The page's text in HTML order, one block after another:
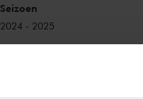
Seizoen
2024 - 2025